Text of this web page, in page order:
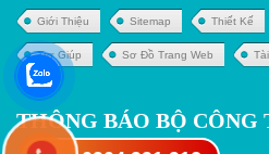
Giới Thiệu Sitemap Thiết Kế
Trợ Giúp Sơ Đồ Trang Web
THÔNG BÁO BỘ CÔNG